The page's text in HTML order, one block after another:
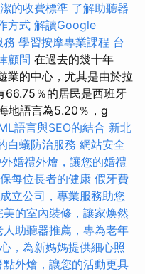
的收費標準 了解助聽器
方式 解讀Google
務 學習按摩專業課程 台
顧問 在過去的幾十年
業的中心，尤其是由於拉
％的居民是西班牙
地語言為5.20％，g
語言與SEO的結合 新北
白蟻防治服務 網站安全
外婚禮外燴，讓您的婚禮
每位長者的健康 假牙費
成立公司，專業服務助您
美的室內裝修，讓家焕然
人助聽器推薦，專為老年
，為新媽媽提供細心照
點外燴，讓您的活動更具